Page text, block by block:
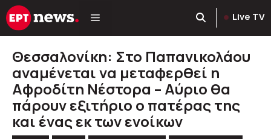
Μετάβαση
σε
Live TV
Θεσσαλονίκη: Στο Παπανικολάου
αναμένεται να μεταφερθεί η
Αφροδίτη Νέστορα – Αύριο θα
πάρουν εξιτήριο ο πατέρας της
και ένας εκ των ενοίκων